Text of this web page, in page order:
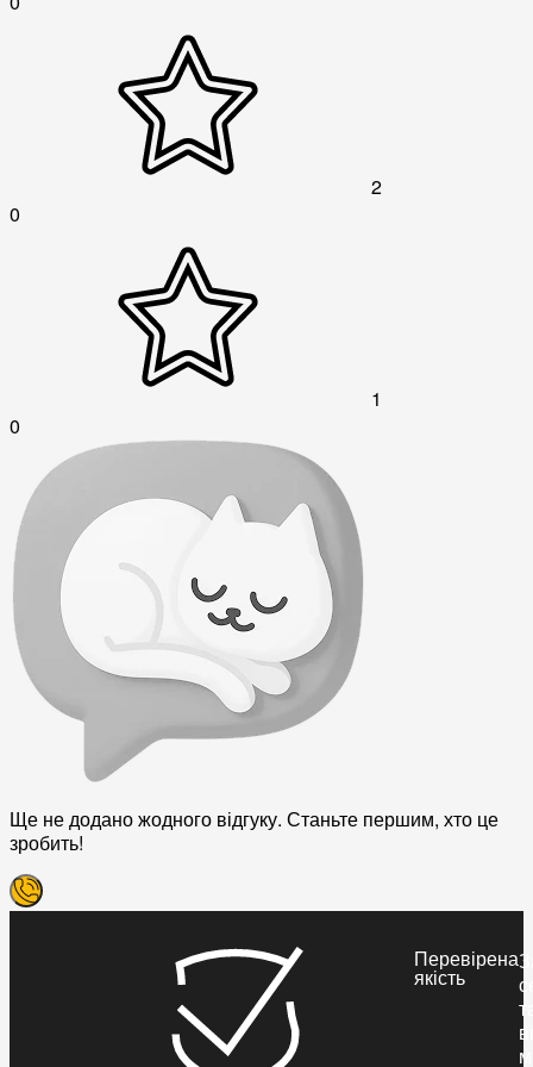
2
0
1
0
Ще не додано жодного відгуку. Станьте першим, хто це
зробить!
Перевірена
якість